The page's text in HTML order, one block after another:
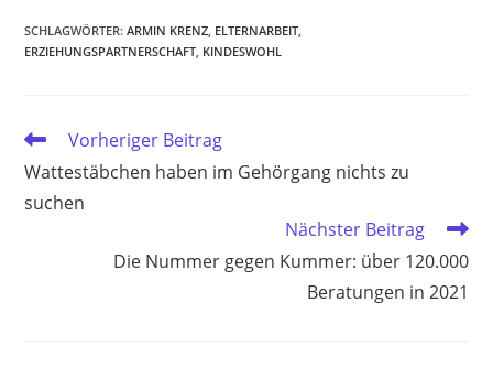
SCHLAGWÖRTER:ARMIN KRENZ, ELTERNARBEIT,
ERZIEHUNGSPARTNERSCHAFT, KINDESWOHL
Weitere
ansehen
Vorheriger Beitrag
Wattestäbchen haben im Gehörgang nichts zu
suchen
Nächster Beitrag
Die Nummer gegen Kummer: über 120.000
Beratungen in 2021